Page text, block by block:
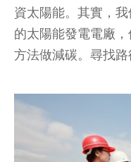
資太陽能。其實，
的太陽能發電電廠
方法做減碳。尋找路